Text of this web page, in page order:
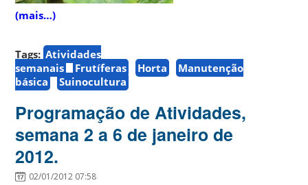
(mais…)
Tags: Atividades
semanais
Frutíferas Horta
Manutenção
básica
Suinocultura
Programação de Atividades,
semana 2 a 6 de janeiro de
2012.
02/01/2012 07:58